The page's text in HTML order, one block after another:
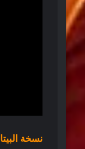
نسخة البيتا